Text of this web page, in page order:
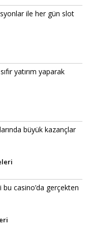
ile her gün slot
yatırım yaparak
büyük kazançlar
casino’da gerçekten